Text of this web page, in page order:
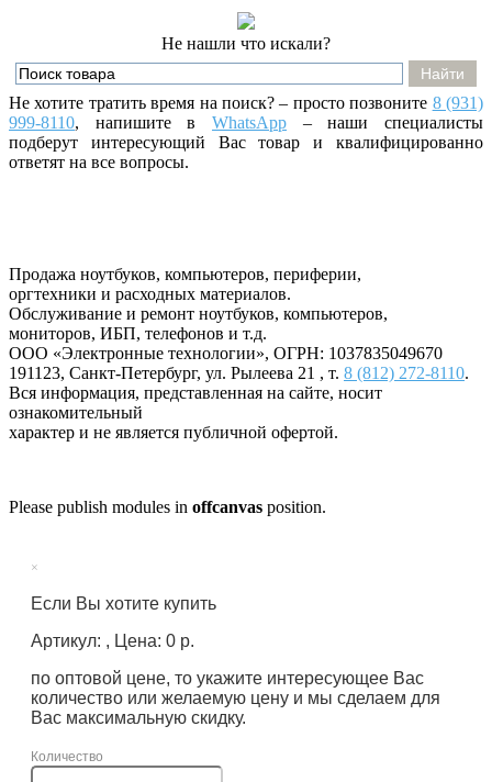
Не нашли что искали?
Не хотите тратить время на поиск? – просто позвоните 8 (931)
999-8110, напишитевWhatsApp – наши специалисты
подберут интересующий Вас товар и квалифицированно
ответят на все вопросы.
Продажа ноутбуков, компьютеров, периферии,
оргтехники и расходных материалов.
Обслуживание и ремонт ноутбуков, компьютеров,
мониторов, ИБП, телефонов и т.д.
ООО «Электронные технологии», ОГРН: 1037835049670
191123, Санкт-Петербург, ул. Рылеева 21 , т. 8 (812) 272-8110.
Вся информация, представленная на сайте, носит
ознакомительный
характер и не является публичной офертой.
Please publish modules in offcanvas position.
×
Если Вы хотите купить
Артикул: , Цена: 0 р.
по оптовой цене, то укажите интересующее Вас
количество или желаемую цену и мы сделаем для
Вас максимальную скидку.
Количество